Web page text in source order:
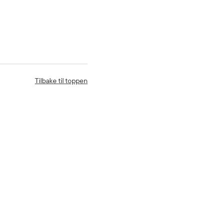
Tilbake til toppen